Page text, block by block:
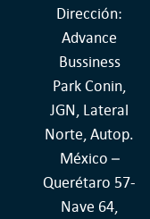
Dirección:
Advance
Bussiness
Park Conin,
JGN, Lateral
Norte, Autop.
México –
Querétaro 57-
Nave 64,